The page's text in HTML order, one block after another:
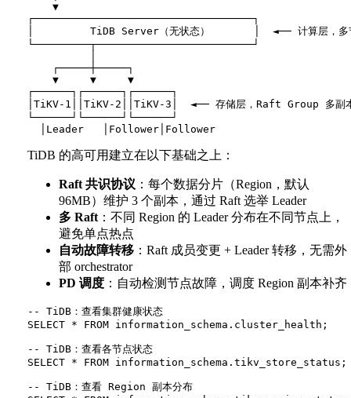
    ▼
┌───────────────────────────────────┐
│         TiDB Server（无状态）       │  ◄── 计算层，多节
└─────────┬─────────────────────────┘
    ┌─────┼─────┐
    ▼     ▼     ▼
┌──────┐┌──────┐┌──────┐
│TiKV-1││TiKV-2││TiKV-3│  ◄── 存储层，Raft Group 多副
└──────┘└──────┘└──────┘
TiDB 的高可用建立在以下基础之上：
Raft 共识协议 ：每个数据分片（Region，默认
96MB）维护 3 个副本，通过 Raft 选举 Leader
多 Raft ：不同 Region 的 Leader 分布在不同节点上，
避免单点热点
自动故障转移 ：Raft 成员变更 + Leader 转移，无需外
部 orchestrator
PD 调度 ：自动检测节点故障，调度 Region 副本补齐
-- TiDB：查看集群健康状态
SELECT * FROM information_schema.cluster_health;
-- TiDB：查看各节点状态
SELECT * FROM information_schema.tikv_store_status;
-- TiDB：查看 Region 副本分布